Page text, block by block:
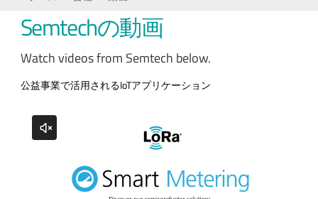
Semtechの動画
Watch videos from Semtech below.
公益事業で活用されるIoTアプリケーション